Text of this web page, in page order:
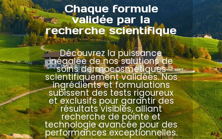
Chaque formule
validée par la
recherche scientifique
Découvrez la puissance
inégalée de nos solutions de
soins dermocosmétiques
scientifiquement validées. Nos
ingrédients et formulations
subissent des tests rigoureux
et exclusifs pour garantir des
résultats visibles, alliant
recherche de pointe et
technologie avancée pour des
performances exceptionnelles.